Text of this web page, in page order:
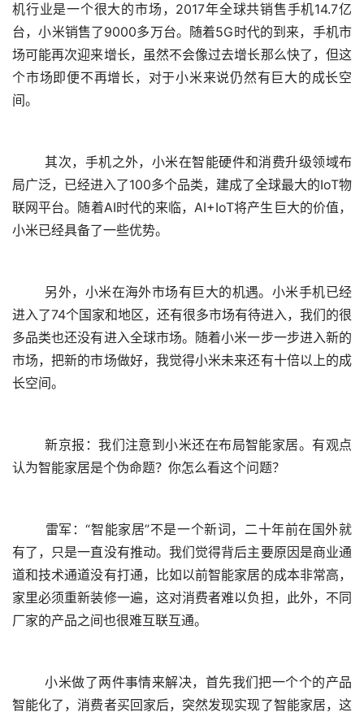
机行业是一个很大的市场，2017年全球共销售手机14.7亿
台，小米销售了9000多万台。随着5G时代的到来，手机市
场可能再次迎来增长，虽然不会像过去增长那么快了，但这
个市场即便不再增长，对于小米来说仍然有巨大的成长空
间。
	其次，手机之外，小米在智能硬件和消费升级领域布
局广泛，已经进入了100多个品类，建成了全球最大的IoT物
联网平台。随着AI时代的来临，AI+IoT将产生巨大的价值，
小米已经具备了一些优势。
进入了74个国家和地区，还有很多市场有待进入，我们的很
多品类也还没有进入全球市场。随着小米一步一步进入新的
市场，把新的市场做好，我觉得小米未来还有十倍以上的成
长空间。
	新京报：我们注意到小米还在布局智能家居。有观点
认为智能家居是个伪命题？你怎么看这个问题？
有了，只是一直没有推动。我们觉得背后主要原因是商业通
道和技术通道没有打通，比如以前智能家居的成本非常高，
家里必须重新装修一遍，这对消费者难以负担，此外，不同
厂家的产品之间也很难互联互通。
	小米做了两件事情来解决，首先我们把一个个的产品
智能化了，消费者买回家后，突然发现实现了智能家居，这